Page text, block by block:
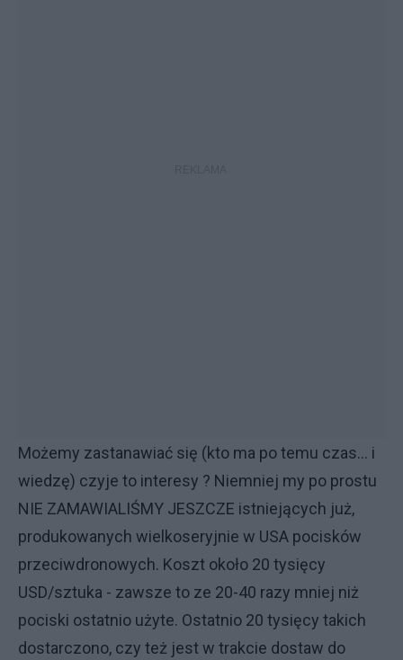
Możemy zastanawiać się (kto ma po temu czas... i
wiedzę) czyje to interesy ? Niemniej my po prostu
NIE ZAMAWIALIŚMY JESZCZE istniejących już,
produkowanych wielkoseryjnie w USA pocisków
przeciwdronowych. Koszt około 20 tysięcy
USD/sztuka - zawsze to ze 20-40 razy mniej niż
pociski ostatnio użyte. Ostatnio 20 tysięcy takich
dostarczono, czy też jest w trakcie dostaw do